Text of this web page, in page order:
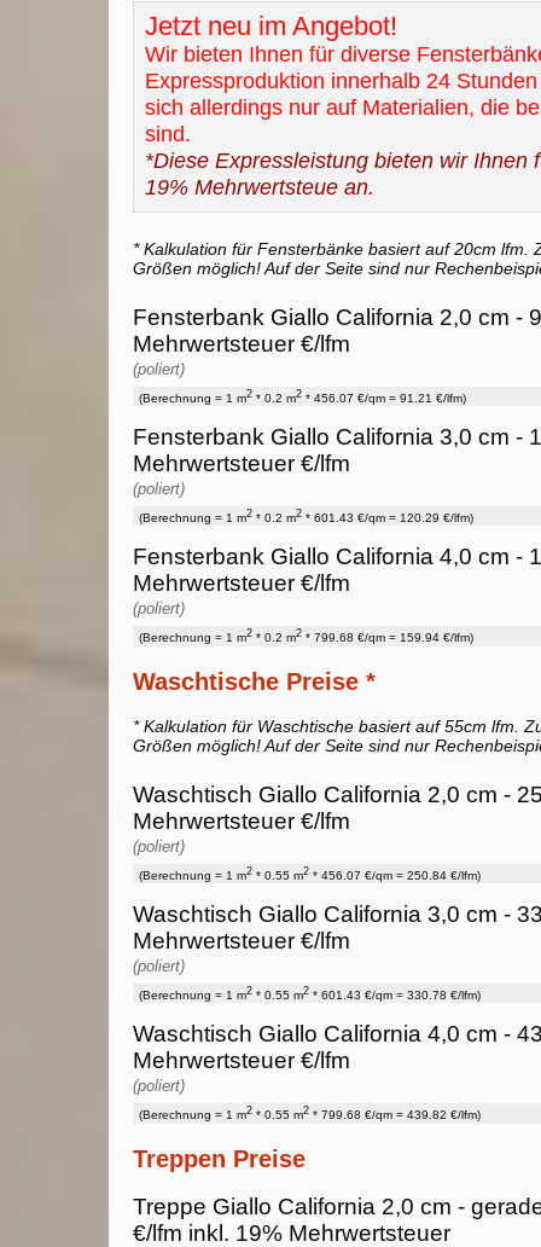
Jetzt neu im Angebot!
Wir bieten Ihnen für diverse
Expressproduktion innerhalb 24
sich allerdings nur auf Materialien, die
sind.
*Diese Expressleistung bieten wir Ihnen
19% Mehrwertsteue an.
* Kalkulation für Fensterbänke basiert auf 20cm lfm.
Größen möglich! Auf der Seite sind nur
Fensterbank Giallo California 2,0 cm -
Mehrwertsteuer €/lfm
(poliert)
(Berechnung = 1 m2 * 0.2 m2 * 456.07 €/qm = 91.21 €/lfm)
Fensterbank Giallo California 3,0 cm -
Mehrwertsteuer €/lfm
(poliert)
(Berechnung = 1 m2 * 0.2 m2 * 601.43 €/qm = 120.29 €/lfm)
Fensterbank Giallo California 4,0 cm -
Mehrwertsteuer €/lfm
(poliert)
(Berechnung = 1 m2 * 0.2 m2 * 799.68 €/qm = 159.94 €/lfm)
Waschtische Preise *
* Kalkulation für Waschtische basiert auf 55cm lfm.
Größen möglich! Auf der Seite sind nur
Waschtisch Giallo California 2,0 cm -
Mehrwertsteuer €/lfm
(poliert)
(Berechnung = 1 m2 * 0.55 m2 * 456.07 €/qm = 250.84 €/lfm)
Waschtisch Giallo California 3,0 cm -
Mehrwertsteuer €/lfm
(poliert)
(Berechnung = 1 m2 * 0.55 m2 * 601.43 €/qm = 330.78 €/lfm)
Waschtisch Giallo California 4,0 cm -
Mehrwertsteuer €/lfm
(poliert)
(Berechnung = 1 m2 * 0.55 m2 * 799.68 €/qm = 439.82 €/lfm)
Treppen Preise
Treppe Giallo California 2,0 cm -
€/lfm inkl. 19% Mehrwertsteuer